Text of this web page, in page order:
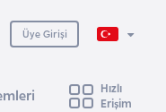
Üye Girişi
Hızlı
Erişim